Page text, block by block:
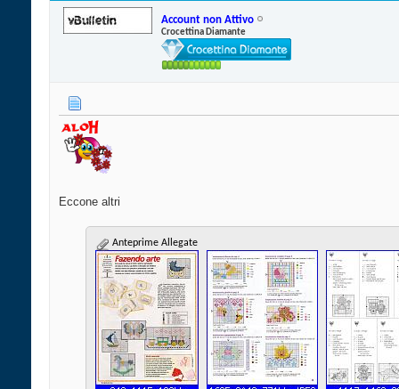
Account non Attivo
Crocettina Diamante
Eccone altri
Anteprime Allegate